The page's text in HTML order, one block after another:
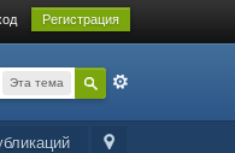
Регистрация
Эта тема